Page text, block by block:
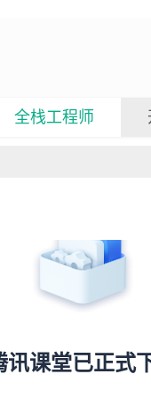
全栈工程师